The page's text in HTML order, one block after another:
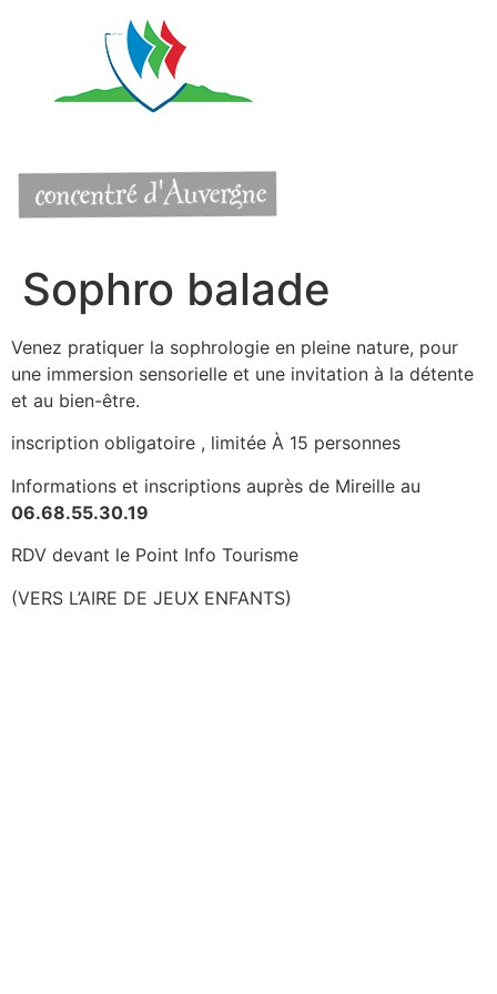
Sophro balade
Venez pratiquer la sophrologie en pleine nature, pour
une immersion sensorielle et une invitation à la détente
et au bien-être.
inscription obligatoire , limitée À 15 personnes
Informations et inscriptions auprès de Mireille au
06.68.55.30.19
RDV devant le Point Info Tourisme
(VERS L’AIRE DE JEUX ENFANTS)